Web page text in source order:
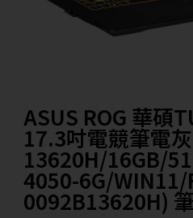
ASUS ROG 華碩
17.3吋電競筆電
13620H/16GB/
4050-6G/WIN11/
0092B13620H)